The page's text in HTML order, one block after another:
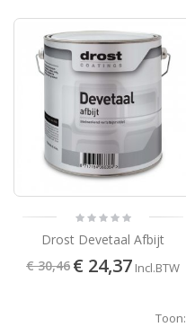
Drost Devetaal Afbijt
€ 30,46 € 24,37 Incl.BTW
Toon: